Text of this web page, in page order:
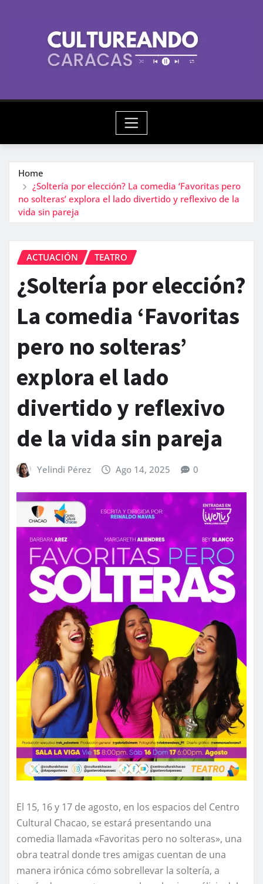
Home
¿Soltería por elección? La comedia ‘Favoritas pero
no solteras’ explora el lado divertido y reflexivo de la
vida sin pareja
ACTUACIÓN TEATRO
¿Soltería por elección?
La comedia ‘Favoritas
pero no solteras’
explora el lado
divertido y reflexivo
de la vida sin pareja
Yelindi Pérez Ago 14, 2025 0
El 15, 16 y 17 de agosto, en los espacios del Centro
Cultural Chacao, se estará presentando una
comedia llamada «Favoritas pero no solteras», una
obra teatral donde tres amigas cuentan de una
manera irónica cómo sobrellevar la soltería, a